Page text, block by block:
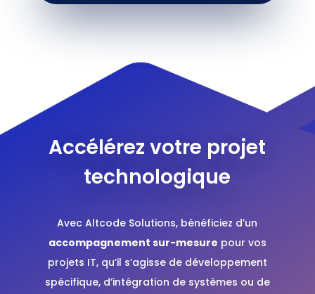
Accélérez votre projet
technologique
Avec Altcode Solutions, bénéficiez d’un
accompagnement sur-mesure pour vos
projets IT, qu’il s’agisse de développement
spécifique, d’intégration de systèmes ou de